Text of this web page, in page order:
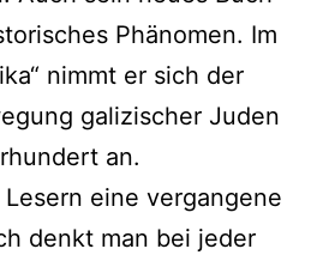
Phänomen. Im
nimmt er sich der
galizischer Juden
an.
eine vergangene
denkt man bei jeder